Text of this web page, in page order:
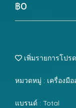
฿0
เพิ่มรายการโปรด
หมวดหมู่ : เครื่องมื
แบรนด์ : Total